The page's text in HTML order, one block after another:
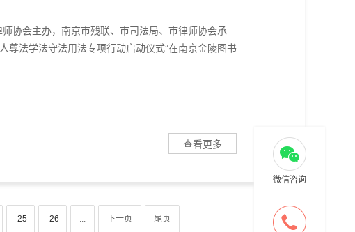
协会主办，南京市残联、市司法局、市律师协会承
尊法学法守法用法专项行动启动仪式”在南京金陵图书
查看更多
25 26 ... 下一页 尾页
微信咨询